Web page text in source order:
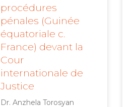
procédures
pénales (Guinée
équatoriale c.
France) devant la
Cour
internationale de
Justice
Dr. Anzhela Torosyan